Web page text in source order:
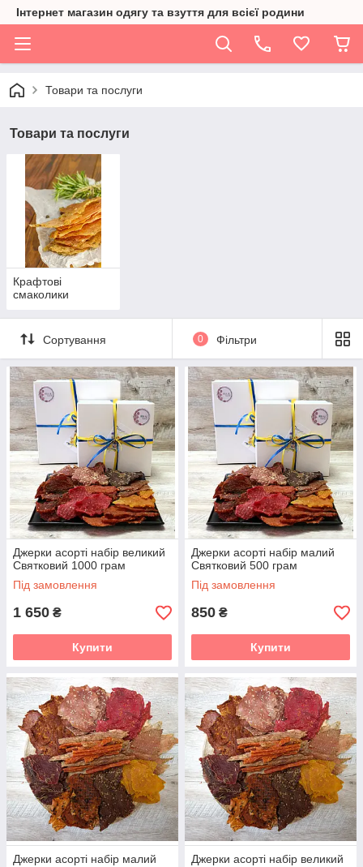
Інтернет магазин одягу та взуття для всієї родини
Товари та послуги
Товари та послуги
Крафтові
смаколики
Сортування 0 Фільтри
Джерки асорті набір великий
Святковий 1000 грам
Під замовлення
1 650 ₴
Купити
Джерки асорті набір малий
Святковий 500 грам
Під замовлення
850 ₴
Купити
Джерки асорті набір малий
Джерки асорті набір великий